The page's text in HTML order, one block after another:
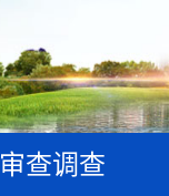
审查调查